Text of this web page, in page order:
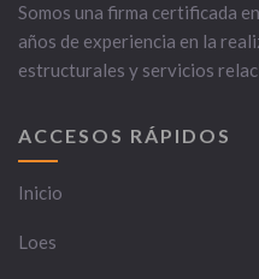
Somos una firma certificada
años de experiencia en la
estructurales y servicios
ACCESOS RÁPIDOS
Inicio
Loes